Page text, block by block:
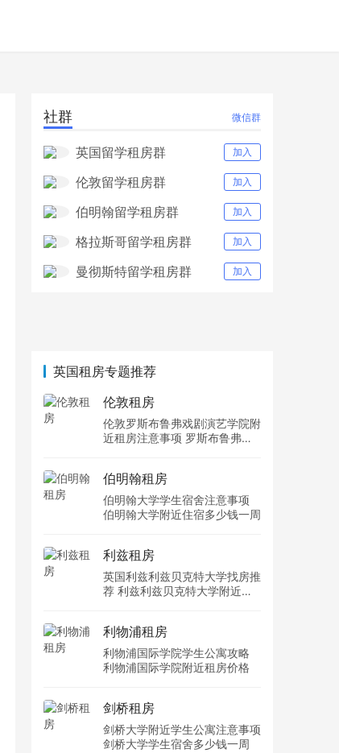
社群 微信群
英国留学租房群 加入
伦敦留学租房群 加入
伯明翰留学租房群 加入
格拉斯哥留学租房群 加入
曼彻斯特留学租房群 加入
英国租房专题推荐
伦敦租房
伦敦罗斯布鲁弗戏剧演艺学院附
近租房注意事项 罗斯布鲁弗戏
伯明翰租房
伯明翰大学学生宿舍注意事项
伯明翰大学附近住宿多少钱一周
利兹租房
英国利兹利兹贝克特大学找房推
荐 利兹利兹贝克特大学附近住
利物浦租房
利物浦国际学院学生公寓攻略
利物浦国际学院附近租房价格
剑桥租房
剑桥大学附近学生公寓注意事项
剑桥大学学生宿舍多少钱一周